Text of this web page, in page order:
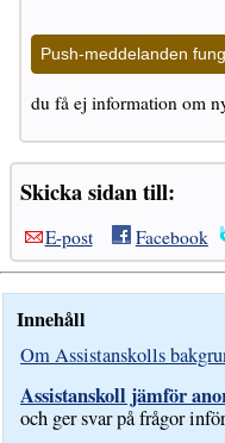
Push-meddelanden
du få ej information om
Skicka sidan till:
E-post Facebook
Innehåll
Om Assistanskolls
Assistanskoll jämför
och ger svar på frågor